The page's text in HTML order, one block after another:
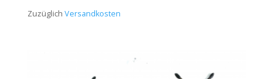
Zuzüglich Versandkosten